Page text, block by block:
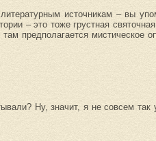
источникам – вы
– это тоже грустная
предполагается мистическое
Ну, значит, я не совсем